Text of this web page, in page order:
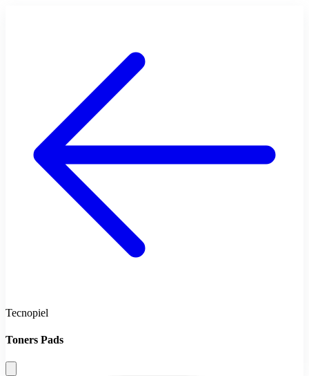
Tecnopiel
Toners Pads